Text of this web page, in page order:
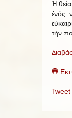
Ἡ
ἑνός
τήν
Tweet